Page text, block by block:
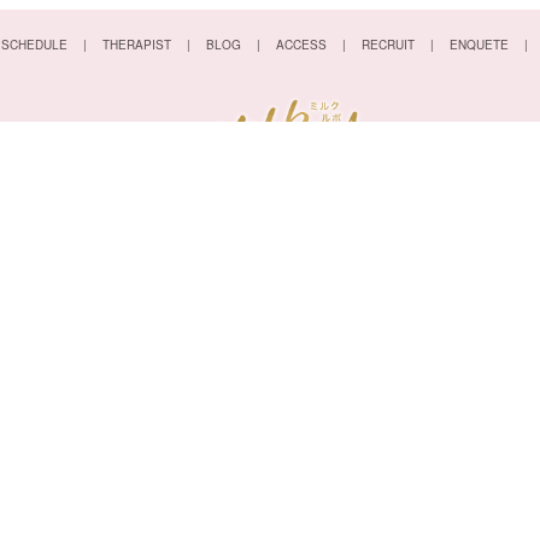
SCHEDULE THERAPIST BLOG ACCESS RECRUIT ENQUETE